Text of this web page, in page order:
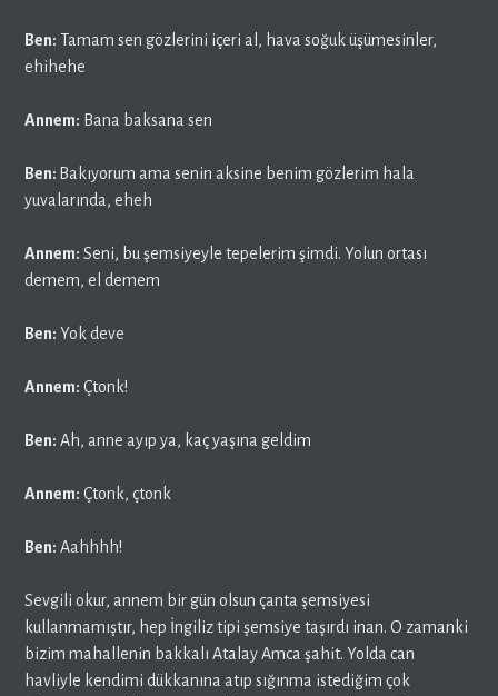
Ben: Tamam sen gözlerini içeri al, hava soğuk üşümesinler,
ehihehe
Annem: Bana baksana sen
Ben: Bakıyorum ama senin aksine benim gözlerim hala
yuvalarında, eheh
Annem: Seni, bu şemsiyeyle tepelerim şimdi. Yolun ortası
demem, el demem
Ben: Yok deve
Annem: Çtonk!
Ben: Ah, anne ayıp ya, kaç yaşına geldim
Annem: Çtonk, çtonk
Ben: Aahhhh!
Sevgili okur, annem bir gün olsun çanta şemsiyesi
kullanmamıştır, hep İngiliz tipi şemsiye taşırdı inan. O zamanki
bizim mahallenin bakkalı Atalay Amca şahit. Yolda can
havliyle kendimi dükkanına atıp sığınma istediğim çok